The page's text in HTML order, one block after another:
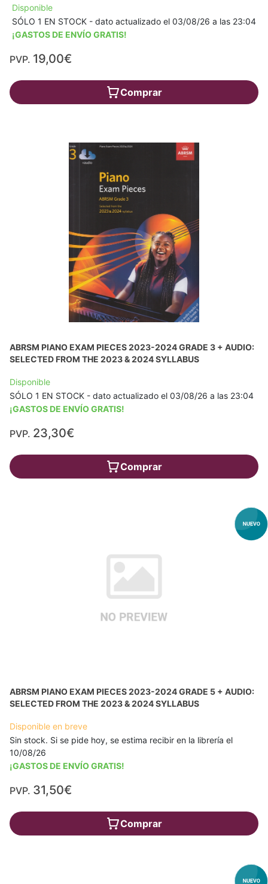
Disponible
SÓLO 1 EN STOCK - dato actualizado el 03/08/26 a las 23:04
¡GASTOS DE ENVÍO GRATIS!
PVP. 19,00€
Comprar
ABRSM PIANO EXAM PIECES 2023-2024 GRADE 3 + AUDIO:
SELECTED FROM THE 2023 & 2024 SYLLABUS
Disponible
SÓLO 1 EN STOCK - dato actualizado el 03/08/26 a las 23:04
¡GASTOS DE ENVÍO GRATIS!
PVP. 23,30€
Comprar
ABRSM PIANO EXAM PIECES 2023-2024 GRADE 5 + AUDIO:
SELECTED FROM THE 2023 & 2024 SYLLABUS
Disponible en breve
Sin stock. Si se pide hoy, se estima recibir en la librería el
10/08/26
¡GASTOS DE ENVÍO GRATIS!
PVP. 31,50€
Comprar